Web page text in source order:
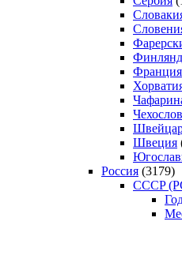
Франция
Швеция
Россия (3179)
CCCP